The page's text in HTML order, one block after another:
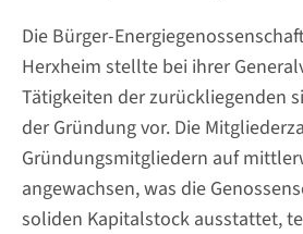
Die Bürger-
Herxheim stellte bei ihrer
Tätigkeiten der zurückliegenden
der Gründung vor. Die
Gründungsmitgliedern auf
angewachsen, was die
soliden Kapitalstock ausstattet,